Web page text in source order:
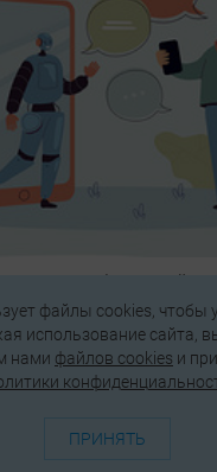
при работе с
добиться результата
файлы cookies, чтобы
использование сайта,
нами файлов cookies и
ПРИНЯТЬ